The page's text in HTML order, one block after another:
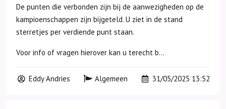
De punten die verbonden zijn bij de aanwezigheden op de
kampioenschappen zijn bijgeteld. U ziet in de stand
sterretjes per verdiende punt staan.
Voor info of vragen hierover kan u terecht b...
Eddy Andries Algemeen 31/05/2025 13:52